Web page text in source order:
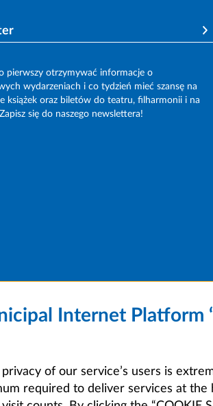
pierwszy otrzymywać informacje o
wydarzeniach i co tydzień mieć szansę na
książek oraz biletów do teatru, filharmonii i na
się do naszego newslettera!
Internet Platform
of our service’s users is
required to deliver services at